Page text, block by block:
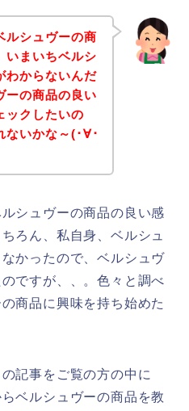
ルシュヴーの商
いまいちベルシ
わからないんだ
ーの商品の良い
ックしたいの
ないかな～(･∀･
シュヴーの商品の良い感
ろん、私自身、ベルシュ
かったので、ベルシュヴ
ですが、、。色々と調べ
商品に興味を持ち始めた
記事をご覧の方の中に
ベルシュヴーの商品を教